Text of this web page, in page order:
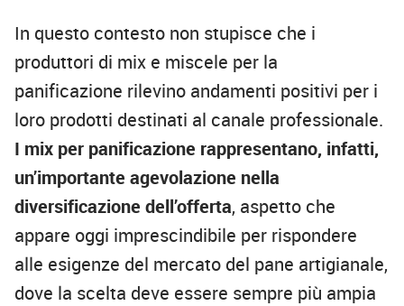
In questo contesto non stupisce che i
produttori di mix e miscele per la
panificazione rilevino andamenti positivi per i
loro prodotti destinati al canale professionale.
I mix per panificazione rappresentano, infatti,
un’importante agevolazione nella
diversificazione dell’offerta, aspetto che
appare oggi imprescindibile per rispondere
alle esigenze del mercato del pane artigianale,
dove la scelta deve essere sempre più ampia